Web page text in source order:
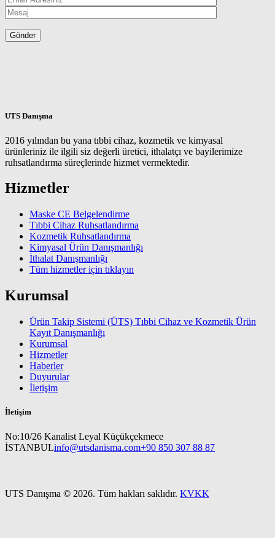
UTS Danışma
2016 yılından bu yana tıbbi cihaz, kozmetik ve kimyasal
ürünleriniz ile ilgili siz değerli üretici, ithalatçı ve bayilerimize
ruhsatlandırma süreçlerinde hizmet vermektedir.
Hizmetler
Maske CE Belgelendirme
Tıbbi Cihaz Ruhsatlandırma
Kozmetik Ruhsatlandırma
Kimyasal Ürün Danışmanlığı
İthalat Danışmanlığı
Tüm hizmetler için tıklayın
Kurumsal
Ürün Takip Sistemi (ÜTS) Tıbbi Cihaz ve Kozmetik Ürün
Kayıt Danışmanlığı
Kurumsal
Hizmetler
Haberler
Duyurular
İletişim
İletişim
No:10/26 Kanalist Leyal Küçükçekmece
İSTANBULinfo@utsdanisma.com+90 850 307 88 87
UTS Danışma © 2026. Tüm hakları saklıdır. KVKK